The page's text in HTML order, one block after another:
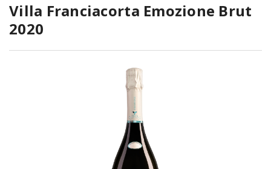
Villa Franciacorta Emozione Brut
2020